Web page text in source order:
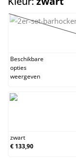
Beschikbare
opties
weergeven
zwart
€ 133,90